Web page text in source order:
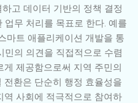
고 데이터 기반의 정책 결정
무 처리를 목표로 한다. 예를
마트 애플리케이션 개발을 통
의 의견을 직접적으로 수렴
제공함으로써 지역 주민의
전환은 단순히 행정 효율성을
역 사회에 적극적으로 참여하